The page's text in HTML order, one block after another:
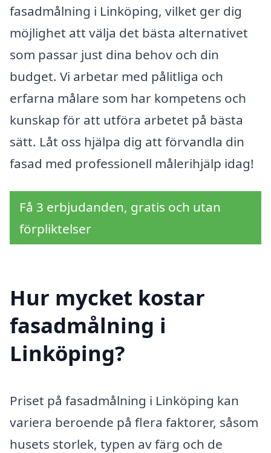
fasadmålning i Linköping, vilket ger dig
möjlighet att välja det bästa alternativet
som passar just dina behov och din
budget. Vi arbetar med pålitliga och
erfarna målare som har kompetens och
kunskap för att utföra arbetet på bästa
sätt. Låt oss hjälpa dig att förvandla din
fasad med professionell målerihjälp idag!
Få 3 erbjudanden, gratis och utan
förpliktelser
Hur mycket kostar
fasadmålning i
Linköping?
Priset på fasadmålning i Linköping kan
variera beroende på flera faktorer, såsom
husets storlek, typen av färg och de